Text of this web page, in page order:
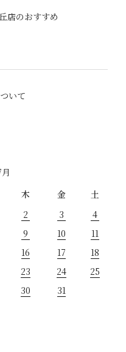
店のおすすめ
いて
木 金
土
2 3
4
9 10
11
16 17
18
23 24
25
30 31